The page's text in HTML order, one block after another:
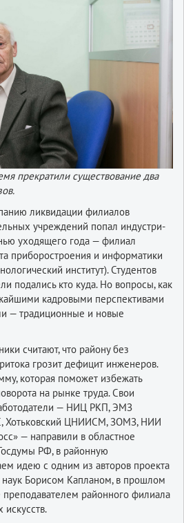
прекратили существование два
ликвидации филиалов
учреждений попал индустри­
уходящего года — филиал
приборостроения и информатики
институт). Студентов
подались кто куда. Но вопросы, как
кад­ро­выми перспективами
— традиционные и новые
считают, что району без
грозит дефицит инженеров.
которая поможет избежать
на рынке труда. Свои
— НИЦ РКП, ЭМЗ
Хотьковский ЦНИИСМ, ЗОМЗ, НИИ
— направили в областное
РФ, в районную
идею с одним из авторов проекта
наук Борисом Капланом, в прошлом
районного филиала